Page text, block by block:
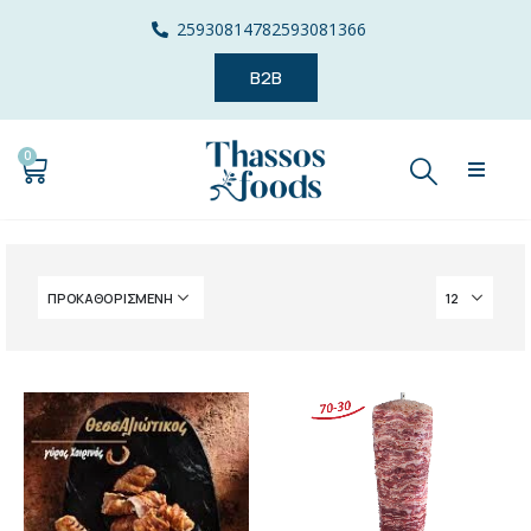
25930814782593081366
B2B
0